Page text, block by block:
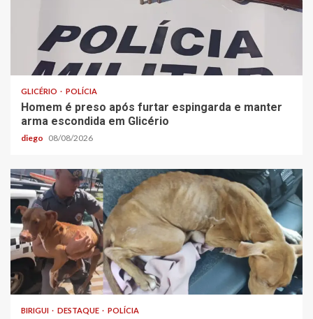
GLICÉRIO POLÍCIA
Homem é preso após furtar espingarda e manter
arma escondida em Glicério
diego 08/08/2026
BIRIGUI DESTAQUE POLÍCIA